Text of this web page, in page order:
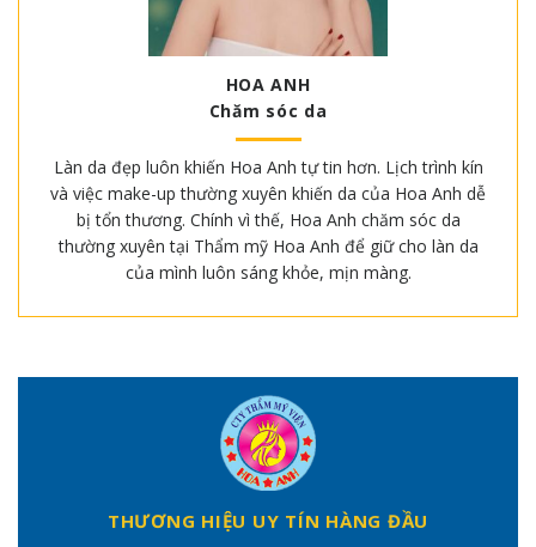
HOA ANH
Chăm sóc da
Làn da đẹp luôn khiến Hoa Anh tự tin hơn. Lịch trình kín
và việc make-up thường xuyên khiến da của Hoa Anh dễ
bị tổn thương. Chính vì thế, Hoa Anh chăm sóc da
thường xuyên tại Thẩm mỹ Hoa Anh để giữ cho làn da
của mình luôn sáng khỏe, mịn màng.
THƯƠNG HIỆU UY TÍN HÀNG ĐẦU